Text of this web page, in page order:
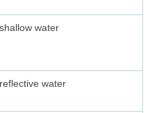
shallow water
reflective water